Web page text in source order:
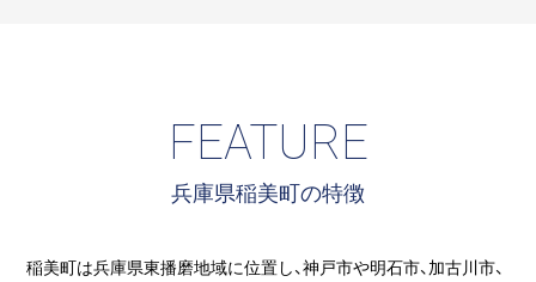
FEATURE
兵庫県稲美町の特徴
稲美町は兵庫県東播磨地域に位置し、神戸市や明石市、加古川市、